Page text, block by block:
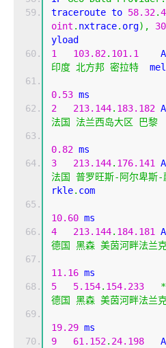
traceroute to 58.32.
oint . nxtrace. org), 30
yload
1
103.82. 101.1
印度 北方邦 密拉特
0.53 ms
2
213.144. 183.182
法国
法兰西岛大区 巴黎
0.82 ms
3
213.144. 176.141
法国
普罗旺斯-阿尔卑斯-
rkle. com
10.60 ms
4
213.144. 184.181
德国
黑森 美茵河畔法兰
11.16 ms
5
5.154. 154.233
*
德国
黑森 美茵河畔法兰
19.29 ms
9
61.152. 24.198